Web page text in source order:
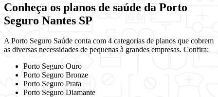
Conheça os planos de saúde da Porto
Seguro Nantes SP
A Porto Seguro Saúde conta com 4 categorias de planos que cobrem
as diversas necessidades de pequenas à grandes empresas. Confira:
Porto Seguro Ouro
Porto Seguro Bronze
Porto Seguro Prata
Porto Seguro Diamante